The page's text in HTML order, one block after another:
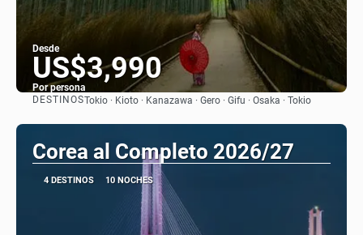
Desde
US$3,990
Por persona
DESTINOSTokio · Kioto · Kanazawa · Gero · Gifu · Osaka · Tokio
Corea al Completo 2026/27
4 DESTINOS 10 NOCHES